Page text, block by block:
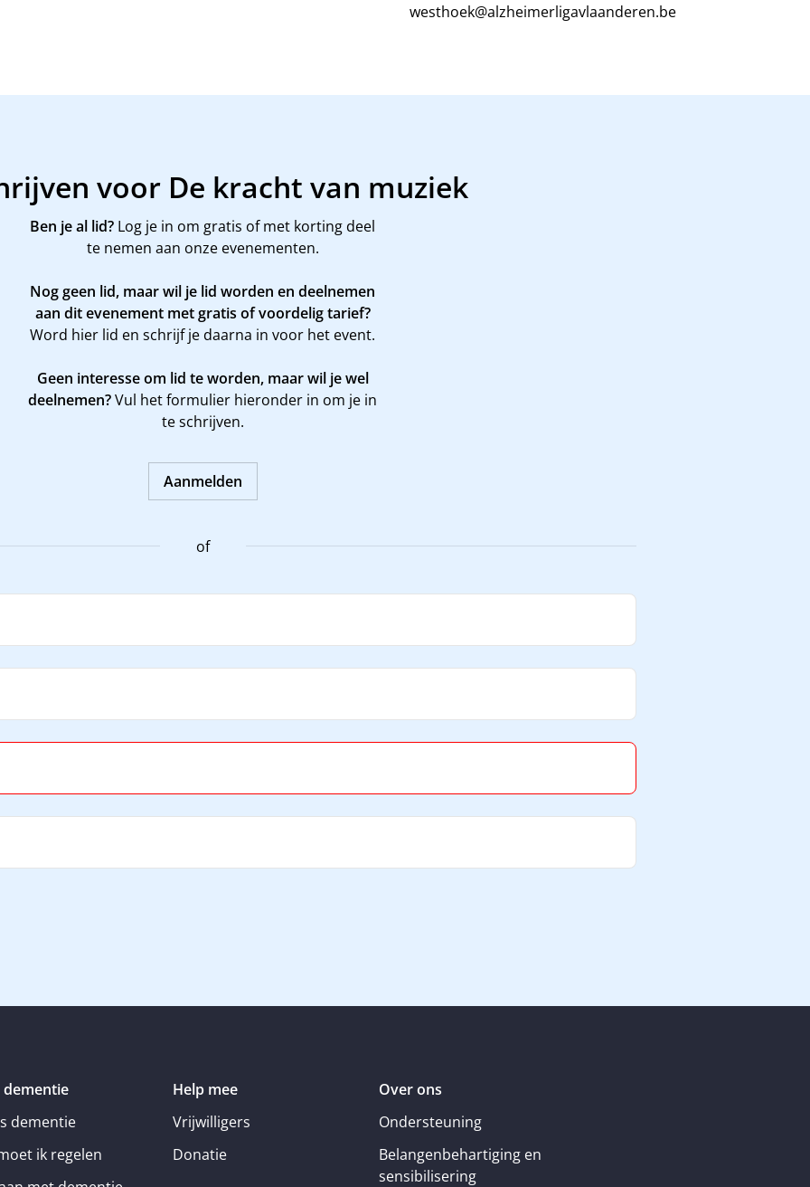
westhoek@alzheimerligavlaanderen.be
voor De kracht van muziek
Ben je al lid? Log je in om gratis of met korting deel
te nemen aan onze evenementen.
Nog geen lid, maar wil je lid worden en deelnemen
aan dit evenement met gratis of voordelig tarief?
Word hier lid en schrijf je daarna in voor het event.
Geen interesse om lid te worden, maar wil je wel
deelnemen?Vul het formulier hieronder in om je in
te schrijven.
Aanmelden
of
dementie
dementie
ik regelen
Help mee
Vrijwilligers
Donatie
Over ons
Ondersteuning
Belangenbehartiging en
sensibilisering